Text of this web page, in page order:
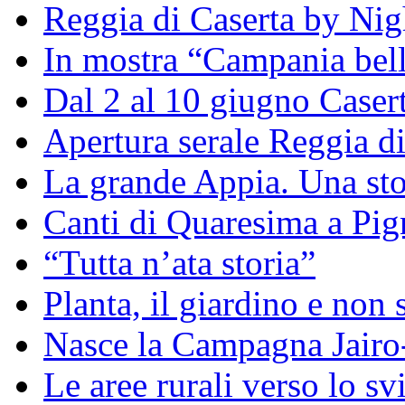
Reggia di Caserta by
In mostra “Campania
Dal 2 al 10 giugno
Apertura serale Reggia
La grande Appia. Una
Canti di Quaresima a
“Tutta n’ata storia”
Planta, il giardino e non
Nasce la Campagna
Le aree rurali verso lo